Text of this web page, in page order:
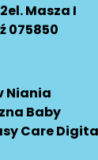
Masza I
075850
Niania
Baby
Care